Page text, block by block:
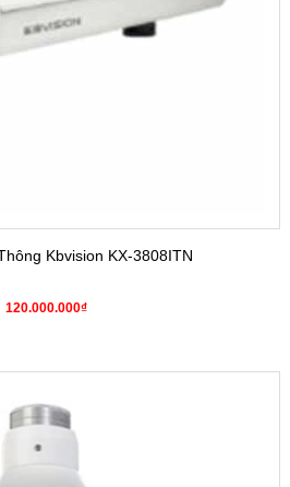
Kbvision KX-3808ITN
120.000.000₫